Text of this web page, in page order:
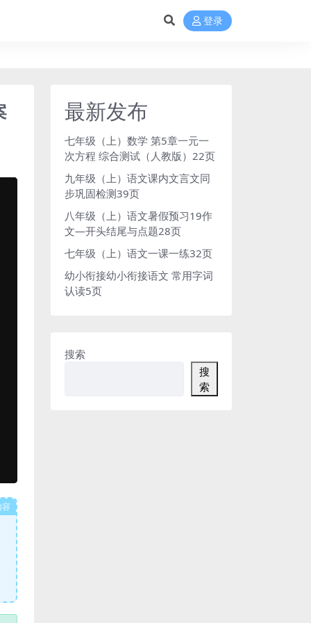
登录
最新发布
七年级（上）数学 第5章一元一
次方程 综合测试（人教版）22页
九年级（上）语文课内文言文同
步巩固检测39页
八年级（上）语文暑假预习19作
文—开头结尾与点题28页
七年级（上）语文一课一练32页
幼小衔接幼小衔接语文 常用字词
认读5页
搜索
搜
索